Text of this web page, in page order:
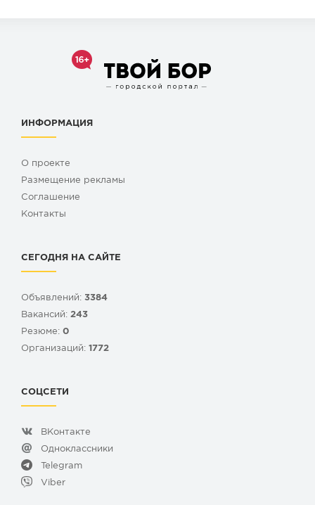
ИНФОРМАЦИЯ
О проекте
Размещение рекламы
Cоглашение
Контакты
СЕГОДНЯ НА САЙТЕ
Объявлений: 3384
Вакансий: 243
Резюме: 0
Организаций: 1772
СОЦСЕТИ
ВКонтакте
Одноклассники
Telegram
Viber